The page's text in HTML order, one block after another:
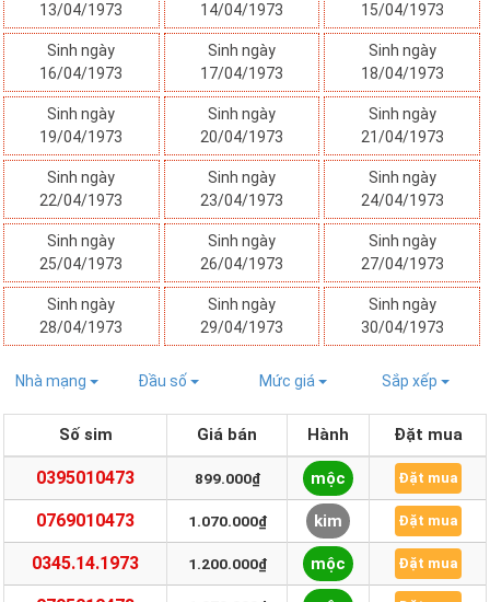
13/04/1973
14/04/1973
15/04/1973
Sinh ngày
16/04/1973
Sinh ngày
17/04/1973
Sinh ngày
18/04/1973
Sinh ngày
19/04/1973
Sinh ngày
20/04/1973
Sinh ngày
21/04/1973
Sinh ngày
22/04/1973
Sinh ngày
23/04/1973
Sinh ngày
24/04/1973
Sinh ngày
25/04/1973
Sinh ngày
26/04/1973
Sinh ngày
27/04/1973
Sinh ngày
28/04/1973
Sinh ngày
29/04/1973
Sinh ngày
30/04/1973
Nhà mạng Đầu số Mức giá Sắp xếp
Số sim Giá bán Hành Đặt mua
0395010473 899.000₫ mộc Đặt mua
0769010473 1.070.000₫ kim Đặt mua
0345.14.1973 1.200.000₫ mộc Đặt mua